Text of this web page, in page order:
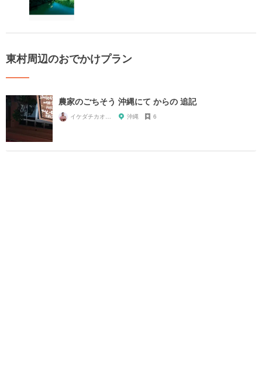
東村周辺のおでかけプラン
農家のごちそう 沖縄にて からの 追記
イケダチカオ@CHIKAKEN 沖縄 6